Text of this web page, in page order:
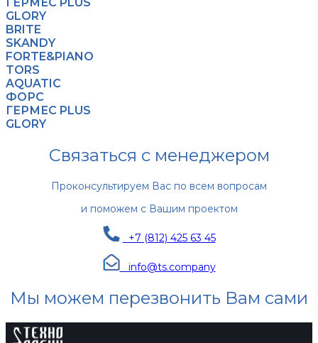
GLORY
BRITE
SKANDY
FORTE&PIANO
TORS
AQUATIC
ФОРС
ГЕРМЕС PLUS
GLORY
Связаться с менеджером
Проконсультируем Вас по всем вопросам
и поможем с Вашим проектом
+7 (812) 425 63 45
info@ts.company
Мы можем перезвонить Вам сами